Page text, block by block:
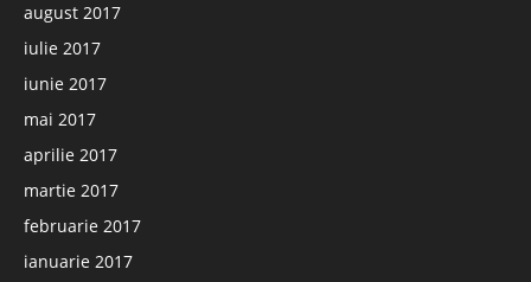
august 2017
iulie 2017
iunie 2017
mai 2017
aprilie 2017
martie 2017
februarie 2017
ianuarie 2017